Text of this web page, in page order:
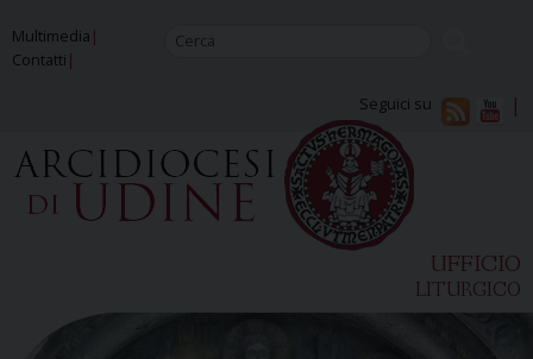
to
content
Multimedia
Contatti
Seguici su
UFFICIO
LITURGICO